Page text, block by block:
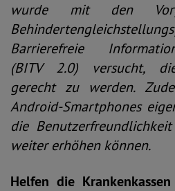
wurde mit den
Barrierefreie
(BITV 2.0) versucht,
gerecht zu werden.
Android-Smartphones
die
weiter erhöhen können.
Helfen die